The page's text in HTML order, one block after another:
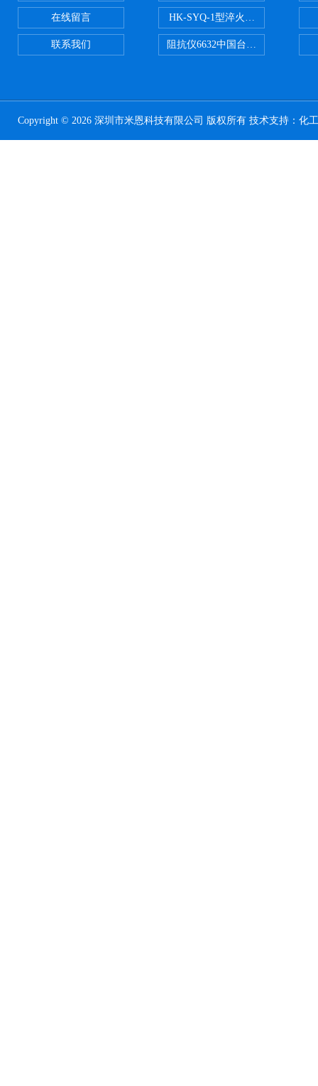
在线留言
联系我们
HK-SYQ-1型淬火介质冷却性能测
阻抗仪6632中国台湾益和
Copyright © 2026 深圳市米恩科技有限公司 版权所有 技术支持： 化